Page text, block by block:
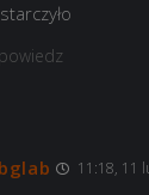
11:18, 11